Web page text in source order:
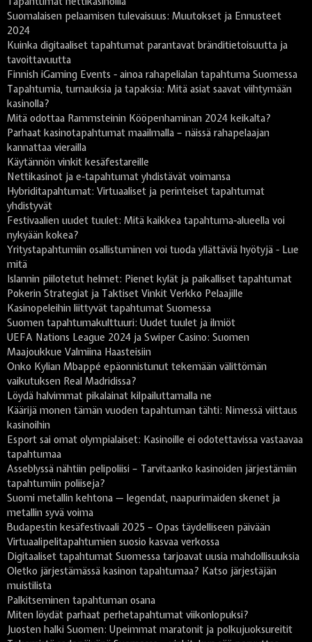
Suomalaisen pelaamisen tulevaisuus: Muutokset ja Ennusteet
2024
Kuinka digitaaliset tapahtumat parantavat bränditietoisuutta ja
tavoittavuutta
Finnish iGaming Events - ainoa rahapelialan tapahtuma Suomessa
Tapahtumia, turnauksia ja tapaksia: Mitä asiat saavat viihtymään
kasinolla?
Mitä odottaa Rammsteinin Kööpenhaminan 2024 keikalta?
Parhaat kasinotapahtumat maailmalla – näissä rahapelaajan
kannattaa vierailla
Käytännön vinkit kesäfestareille
Nettikasinot ja e-tapahtumat yhdistävät voimansa
Hybriditapahtumat: Virtuaaliset ja perinteiset tapahtumat
yhdistyvät
Festivaalien uudet tuulet: Mitä kaikkea tapahtuma-alueella voi
nykyään kokea?
Yritystapahtumiin osallistuminen voi tuoda yllättäviä hyötyjä - Lue
mitä
Islannin piilotetut helmet: Pienet kylät ja paikalliset tapahtumat
Pokerin Strategiat ja Taktiset Vinkit Verkko Pelaajille
Kasinopeleihin liittyvät tapahtumat Suomessa
Suomen tapahtumakulttuuri: Uudet tuulet ja ilmiöt
UEFA Nations League 2024 ja Swiper Casino: Suomen
Maajoukkue Valmiina Haasteisiin
Onko Kylian Mbappé epäonnistunut tekemään välittömän
vaikutuksen Real Madridissa?
Löydä halvimmat pikalainat kilpailuttamalla ne
Käärijä monen tämän vuoden tapahtuman tähti: Nimessä viittaus
kasinoihin
Esport sai omat olympialaiset: Kasinoille ei odotettavissa vastaavaa
tapahtumaa
Asseblyssä nähtiin pelipoliisi – Tarvitaanko kasinoiden järjestämiin
tapahtumiin poliiseja?
Suomi metallin kehtona — legendat, naapurimaiden skenet ja
metallin syvä voima
Budapestin kesäfestivaali 2025 – Opas täydelliseen päivään
Virtuaalipelitapahtumien suosio kasvaa verkossa
Digitaaliset tapahtumat Suomessa tarjoavat uusia mahdollisuuksia
Oletko järjestämässä kasinon tapahtumaa? Katso järjestäjän
muistilista
Palkitseminen tapahtuman osana
Miten löydät parhaat perhetapahtumat viikonlopuksi?
Juosten halki Suomen: Upeimmat maratonit ja polkujuoksureitit